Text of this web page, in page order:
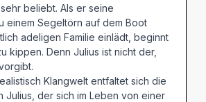
beliebt. Als er seine
einem Segeltörn auf dem Boot
adeligen Familie einlädt, beginnt
kippen. Denn Julius ist nicht der,
Klangwelt entfaltet sich die
Julius, der sich im Leben von einer